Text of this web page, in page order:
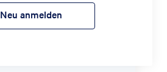
Neu anmelden